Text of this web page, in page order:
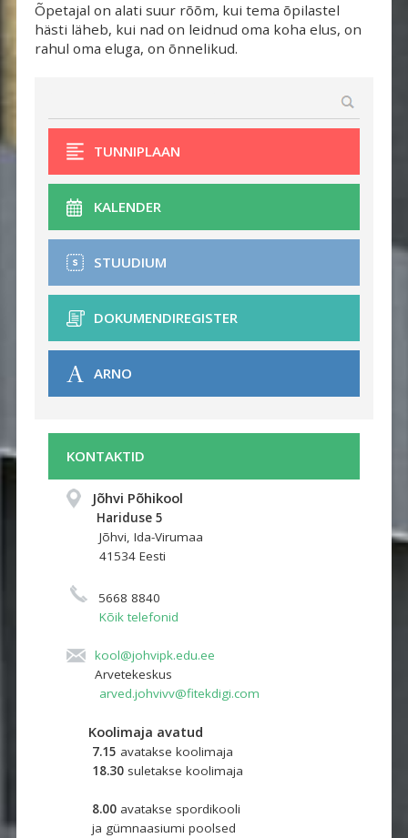
Õpetajal on alati suur rõõm, kui tema õpilastel
hästi läheb, kui nad on leidnud oma koha elus, on
rahul oma eluga, on õnnelikud.
TUNNIPLAAN
KALENDER
STUUDIUM
DOKUMENDIREGISTER
ARNO
KONTAKTID
Jõhvi Põhikool
Hariduse 5
Jõhvi, Ida-Virumaa
41534 Eesti
5668 8840
Kõik telefonid
kool@johvipk.edu.ee
Arvetekeskus
arved.johvivv@fitekdigi.com
Koolimaja avatud
7.15 avatakse koolimaja
18.30suletakse koolimaja
8.00avatakse spordikooli
ja gümnaasiumi poolsed